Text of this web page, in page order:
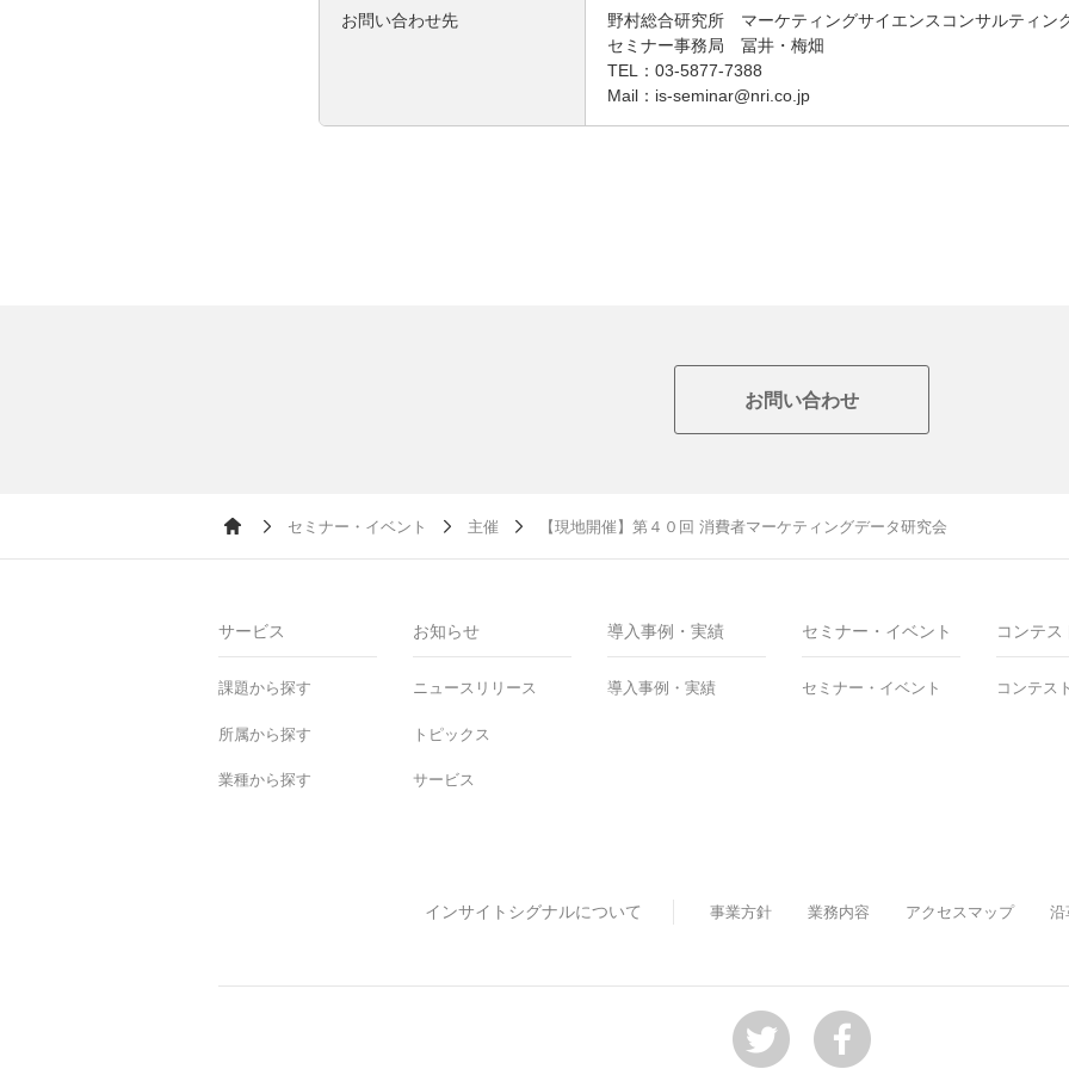
お問い合わせ先
野村総合研究所 マーケティングサイエンスコンサルティン
セミナー事務局 冨井・梅畑
TEL：03-5877-7388
Mail：is-seminar@nri.co.jp
お問い合わせ
セミナー・イベント 主催 【現地開催】第４０回 消費者マーケティングデータ研究会
サービス
課題から探す
所属から探す
業種から探す
お知らせ
ニュースリリース
トピックス
サービス
導入事例・実績
導入事例・実績
セミナー・イベント
セミナー・イベント
コンテス
コンテスト
インサイトシグナルについて 事業方針 業務内容 アクセスマップ 沿